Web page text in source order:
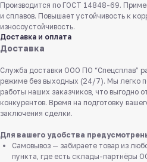
Производится по ГОСТ 14848-69.
и сплавов. Повышает устойчивость к
износоустойчивость.
Доставка и оплата
Доставка
Служба доставки ООО ПО “Спецсплав”
режиме без выходных (24/7). Мы легко
работы наших заказчиков, что выгодно
конкурентов. Время на подготовку
заключения сделки.
Для вашего удобства
Самовывоз — забираете товар из
пункта, где есть склады-партнёры